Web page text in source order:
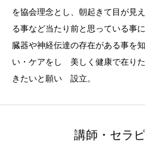
を協会理念とし、朝起きて目が見
る事など当たり前と思っている事
臓器や神経伝達の存在がある事を
い・ケアをし 美しく健康で在り
きたいと願い 設立。
講師・セラ